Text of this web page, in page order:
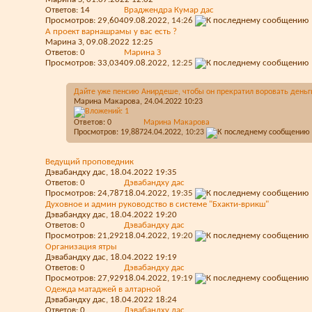
Ответов: 14
Просмотров: 29,604
Враджендра Кумар дас
09.08.2022, 14:26
А проект варнашрамы у вас есть ?
Марина З, 09.08.2022 12:25
Ответов: 0
Просмотров: 33,034
Марина З
09.08.2022, 12:25
Дайте уже пенсию Анирдеше, чтобы он прекратил воровать
Марина Макарова, 24.04.2022 10:23
Ответов: 0
Просмотров: 19,887
Марина Макарова
24.04.2022, 10:23
Ведущий проповедник
Дэвабандху дас, 18.04.2022 19:35
Ответов: 0
Просмотров: 24,787
Дэвабандху дас
18.04.2022, 19:35
Духовное и админ руководство в системе "Бхакти-врикш"
Дэвабандху дас, 18.04.2022 19:20
Ответов: 0
Просмотров: 21,292
Дэвабандху дас
18.04.2022, 19:20
Организация ятры
Дэвабандху дас, 18.04.2022 19:19
Ответов: 0
Просмотров: 27,929
Дэвабандху дас
18.04.2022, 19:19
Одежда матаджей в алтарной
Дэвабандху дас, 18.04.2022 18:24